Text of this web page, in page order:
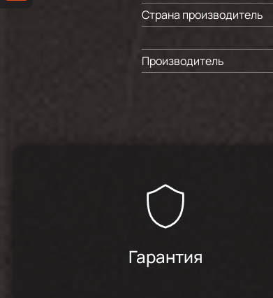
Страна производитель
Производитель
Гарантия